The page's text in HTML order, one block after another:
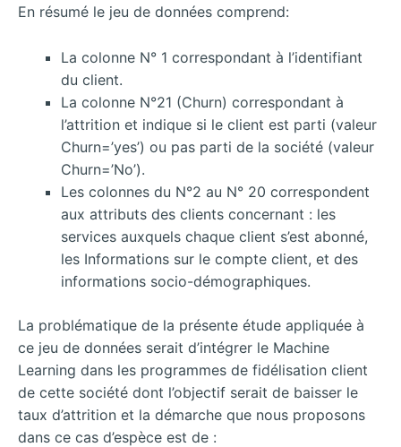
En résumé le jeu de données comprend:
La colonne N° 1 correspondant à l’identifiant
du client.
La colonne N°21 (Churn) correspondant à
l’attrition et indique si le client est parti (valeur
Churn=’yes’) ou pas parti de la société (valeur
Churn=’No’).
Les colonnes du N°2 au N° 20 correspondent
aux attributs des clients concernant : les
services auxquels chaque client s’est abonné,
les Informations sur le compte client, et des
informations socio-démographiques.
La problématique de la présente étude appliquée à
ce jeu de données serait d’intégrer le Machine
Learning dans les programmes de fidélisation client
de cette société dont l’objectif serait de baisser le
taux d’attrition et la démarche que nous proposons
dans ce cas d’espèce est de :